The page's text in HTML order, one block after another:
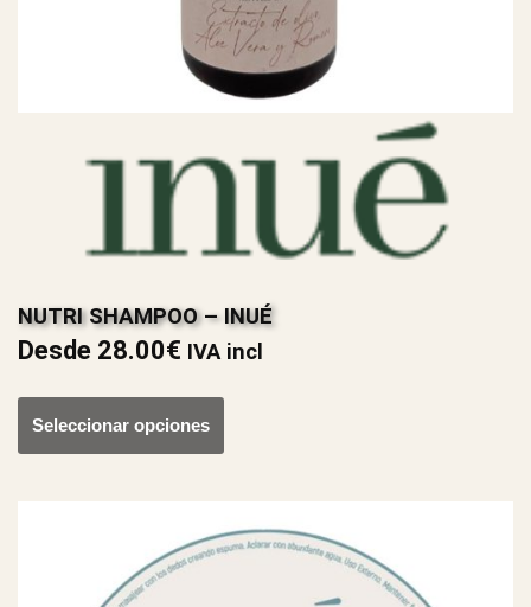
NUTRI SHAMPOO – INUÉ
Desde 28.00€ IVA incl
Seleccionar opciones